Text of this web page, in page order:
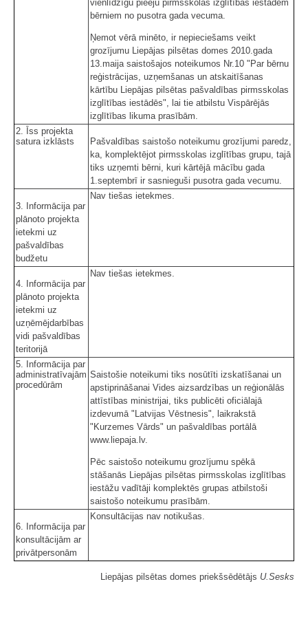
vienlīdzīgu pieeju pirmsskolas izglītības iestādēm
bērniem no pusotra gada vecuma.
Ņemot vērā minēto, ir nepieciešams veikt
grozījumu Liepājas pilsētas domes 2010.gada
13.maija saistošajos noteikumos Nr.10 "Par bērnu
reģistrācijas, uzņemšanas un atskaitīšanas
kārtību Liepājas pilsētas pašvaldības pirmsskolas
izglītības iestādēs", lai tie atbilstu Vispārējās
izglītības likuma prasībām.
2. Īss projekta
satura izklāsts
Pašvaldības saistošo noteikumu grozījumi paredz,
ka, komplektējot pirmsskolas izglītības grupu, tajā
tiks uzņemti bērni, kuri kārtējā mācību gada
1.septembrī ir sasnieguši pusotra gada vecumu.
3. Informācija par
plānoto projekta
ietekmi uz
pašvaldības
budžetu
Nav tiešas ietekmes.
4. Informācija par
plānoto projekta
ietekmi uz
uzņēmējdarbības
vidi pašvaldības
teritorijā
Nav tiešas ietekmes.
5. Informācija par
administratīvajām
procedūrām
Saistošie noteikumi tiks nosūtīti izskatīšanai un
apstiprināšanai Vides aizsardzības un reģionālās
attīstības ministrijai, tiks publicēti oficiālajā
izdevumā "Latvijas Vēstnesis", laikrakstā
"Kurzemes Vārds" un pašvaldības portālā
www.liepaja.lv.
Pēc saistošo noteikumu grozījumu spēkā
stāšanās Liepājas pilsētas pirmsskolas izglītības
iestāžu vadītāji komplektēs grupas atbilstoši
saistošo noteikumu prasībām.
6. Informācija par
konsultācijām ar
privātpersonām
Konsultācijas nav notikušas.
Liepājas pilsētas domes priekšsēdētājs U.Sesks